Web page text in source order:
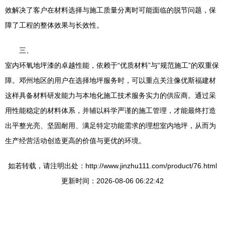
效解决了客户在材料选择与施工质量分离时可能面临的脱节问题，保
障了工程的整体效果与长效性。
三、
室内环氧地坪漆的卓越性能，依赖于“优质材料”与“规范施工”的双重保
障。邓州地区的用户在选择地坪服务时，可以重点关注像优斯福建材
这样具备材料研发能力与本地化施工技术服务实力的供应商。通过采
用性能稳定的材料体系，并辅以科学严谨的施工管理，才能最终打造
出平整光亮、坚固耐用、满足特定功能需求的理想室内地坪，从而为
生产经营活动创造更高的价值与更优的环境。
如若转载，请注明出处：http://www.jinzhu111.com/product/76.html
更新时间：2026-08-06 06:22:42